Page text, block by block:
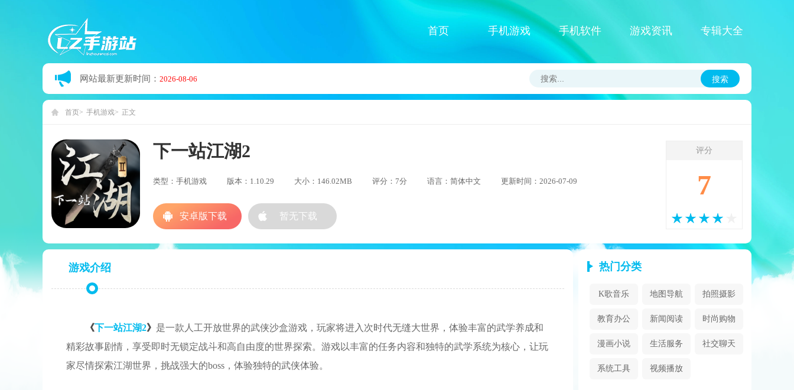
首页 手机游戏 手机软件 游戏资讯 专辑大全
网站最新更新时间： 2026-08-06 搜索
首页 手机游戏 正文
下一站江湖2
类型：手机游戏 版本：1.10.29 大小：146.02MB 评分：7分 语言：简体中文 更新时间：2026-07-09
评分
7
游戏介绍
《下一站江湖2》 是一款人工开放世界的武侠沙盒游戏，玩家将进入次时代无缝大世界，体验丰富的武学养成和
精彩故事剧情，享受即时无锁定战斗和高自由度的世界探索。游戏以丰富的任务内容和独特的武学系统为核心，让玩
家尽情探索江湖世界，挑战强大的boss，体验独特的武侠体验。
热门分类
K歌音乐 地图导航 拍照摄影
教育办公 新闻阅读 时尚购物
漫画小说 生活服务 社交聊天
系统工具 视频播放